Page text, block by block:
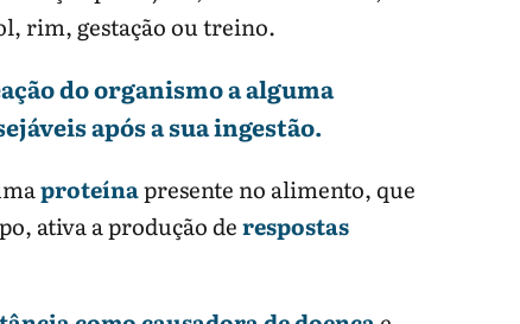
rim, gestação ou treino.
do organismo a alguma
após a sua ingestão.
proteínapresente no alimento, que
ativa a produção derespostas